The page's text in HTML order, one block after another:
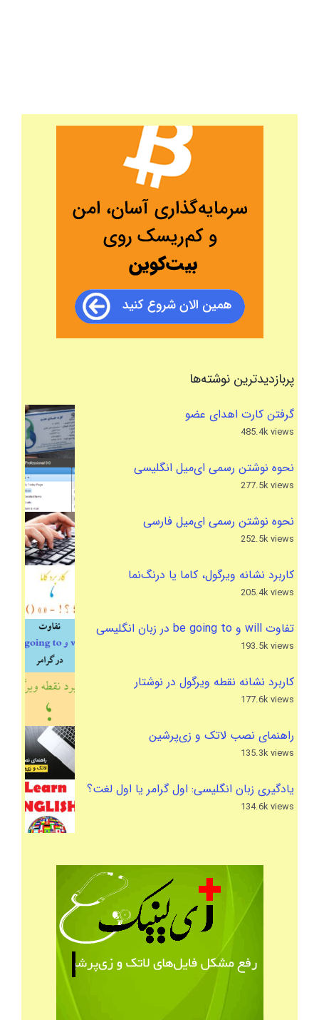
پربازدیدترین نوشته‌ها
گرفتن کارت اهدای عضو
485.4k views
نحوه نوشتن رسمی ای‌میل انگلیسی
277.5k views
نحوه نوشتن رسمی ای‌میل فارسی
252.5k views
کاربرد نشانه ویرگول، کاما یا درنگ‌نما
205.4k views
تفاوت will و be going to در زبان انگلیسی
193.5k views
کاربرد نشانه نقطه ویرگول در نوشتار
177.6k views
راهنمای نصب لاتک و زی‌پرشین
135.3k views
یادگیری زبان انگلیسی: اول گرامر یا اول لغت؟
134.6k views